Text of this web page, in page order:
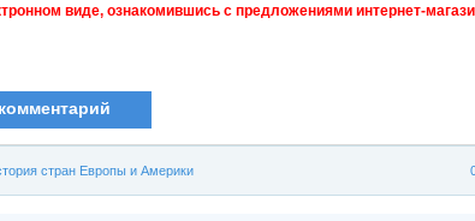
виде, ознакомившись с предложениями интернет-
стран Европы и Америки